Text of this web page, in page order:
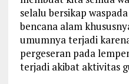
selalu bersikap
bencana alam
umumnya terjadi
pergeseran pada
terjadi akibat aktivitas